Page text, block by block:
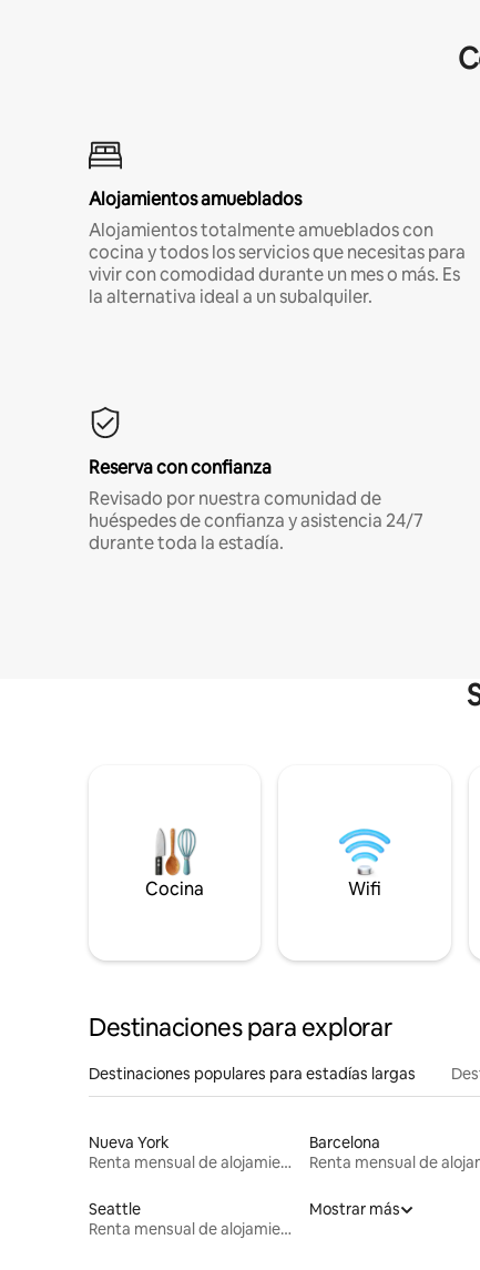
Alojamientos amueblados
Alojamientos totalmente amueblados con
cocina y todos los servicios que necesitas para
vivir con comodidad durante un mes o más. Es
la alternativa ideal a un subalquiler.
Reserva con confianza
Revisado por nuestra comunidad de
huéspedes de confianza y asistencia 24/7
durante toda la estadía.
Cocina Wifi
Destinaciones para explorar
Destinaciones populares para estadías largas
Nueva York
Renta mensual de alojamientos
Barcelona
Seattle
Renta mensual de alojamientos
Mostrar más